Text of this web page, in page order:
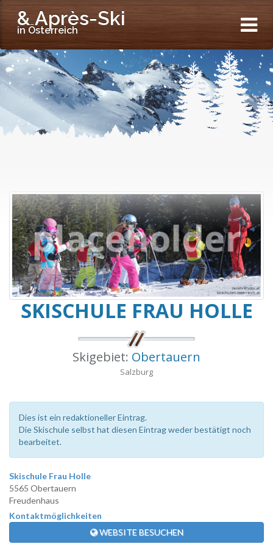
& Après-Ski
in Österreich
SKISCHULE FRAU HOLLE
Skigebiet: Obertauern
Salzburg
Dies ist ein redaktioneller Eintrag.
Die Skischule selbst hat diesen Eintrag weder bestätigt noch
bearbeitet.
Skischule Frau Holle
5565 Obertauern
Freudenhaus
Kontaktmöglichkeiten
WEBSITE BESUCHEN